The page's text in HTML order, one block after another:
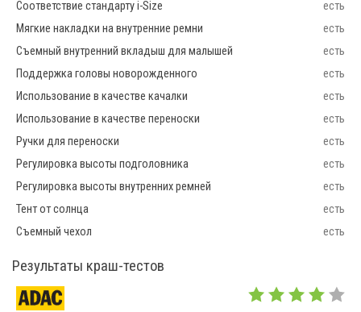
Соответствие стандарту i-Size
есть
Мягкие накладки на внутренние ремни
есть
Съемный внутренний вкладыш для малышей
есть
Поддержка головы новорожденного
есть
Использование в качестве качалки
есть
Использование в качестве переноски
есть
Ручки для переноски
есть
Регулировка высоты подголовника
есть
Регулировка высоты внутренних ремней
есть
Тент от солнца
есть
Съемный чехол
есть
Результаты краш-тестов